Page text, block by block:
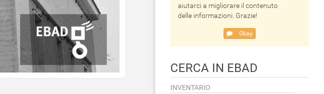
aiutarci a migliorare il contenuto
delle informazioni. Grazie!
Okay
CERCA IN EBAD
INVENTARIO